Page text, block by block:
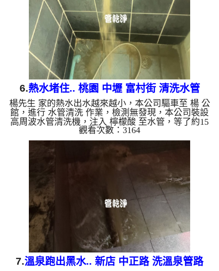
有氧化錳，管壁上會結成黑色管垢，洗出來的水會跟
石油一樣黑，有些洗出綠色的水，是因為裡面有銅的
物質，生鏽產生銅綠...
6.熱水堵住.. 桃園 中壢 富村街 清洗水管
楊先生 家的熱水出水越來越小，本公司驅車至 楊 公
館，進行 水管清洗 作業，檢測無發現，本公司裝設
高周波水管清洗機，注入 檸檬酸 至水管，等了約15
分，開啟 水管清洗機 ，啟動 螺旋波 模式，一洗水管
就流出泥水，還掉出不少異物，二個多小時後，熱水
出水量恢復了。 如是自來水，如水管老化，會產生
鐵鏽跟泥沙堆積，洗出來的水就會是咖啡色，地下水
跟石油一樣黑，有些洗出綠色的水，是因為裡面有銅
的物質，生鏽產生銅綠，如是藍色的水，是因為水龍
頭合金的養化造成...
觀看次數：3164
7.溫泉跑出黑水.. 新店 中正路 洗溫泉管路